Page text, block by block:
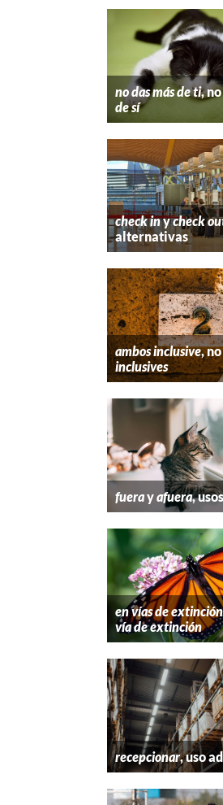
no das más de ti, no
de sí
check inycheck
alternativas
ambos inclusive, no
inclusives
fuerayafuera, usos
en vías de extinción
vía de extinción
recepcionar, uso